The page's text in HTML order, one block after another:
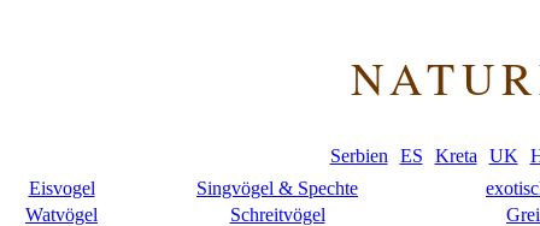
Serbien ES Kreta UK
Eisvogel
Singvögel & Spechte
Watvögel
Schreitvögel